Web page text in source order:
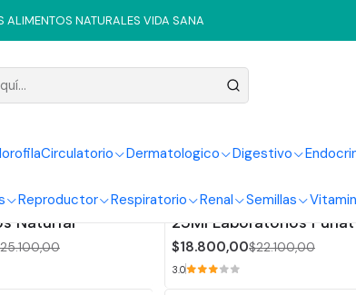
Circulatorio Dermatologico Digestivo
Reproductor Respiratorio Renal Semillas
ALIMENTOS NATURALES VIDA SANA
Endocrino Melatonina
Et 60 Ml
Naturfar
Esencia Floral Dulces
25Ml Laboratorios Funat
$18.800,00$22.100,00
3.0